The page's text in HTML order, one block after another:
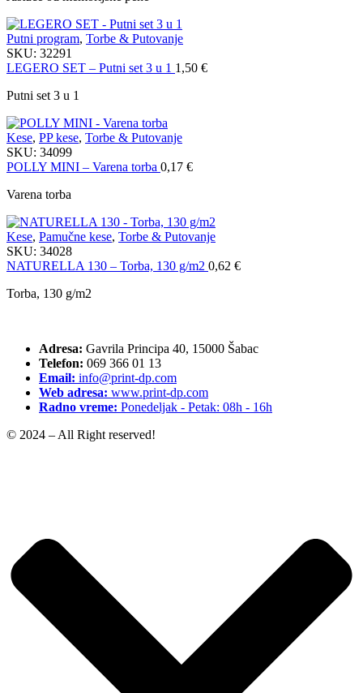
Putni program, Torbe & Putovanje
SKU: 32291
LEGERO SET – Putni set 3 u 1 1,50 €
Putni set 3 u 1
Kese, PP kese, Torbe & Putovanje
SKU: 34099
POLLY MINI – Varena torba 0,17 €
Varena torba
Kese, Pamučne kese, Torbe & Putovanje
SKU: 34028
NATURELLA 130 – Torba, 130 g/m2 0,62 €
Torba, 130 g/m2
Adresa: Gavrila Principa 40, 15000 Šabac
Telefon: 069 366 01 13
Email: info@print-dp.com
Web adresa: www.print-dp.com
Radno vreme: Ponedeljak - Petak: 08h - 16h
© 2024 – All Right reserved!